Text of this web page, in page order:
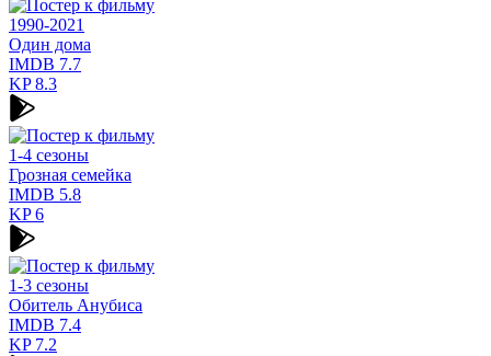
1990-2021
Один дома
IMDB 7.7
KP8.3
1-4 сезоны
Грозная семейка
IMDB 5.8
KP6
1-3 сезоны
Обитель Анубиса
IMDB 7.4
KP7.2